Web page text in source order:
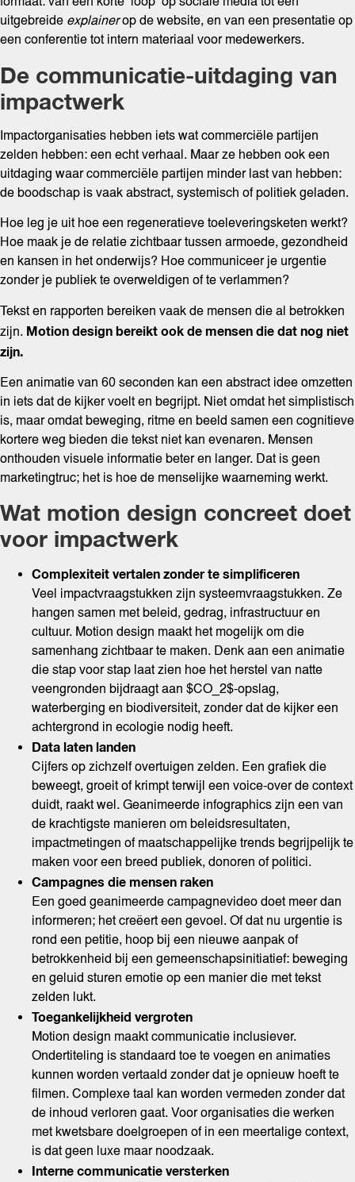
uitgebreide explainerop de website, en van een presentatie op
een conferentie tot intern materiaal voor medewerkers.
De communicatie-uitdaging van
impactwerk
Impactorganisaties hebben iets wat commerciële partijen
zelden hebben: een echt verhaal. Maar ze hebben ook een
uitdaging waar commerciële partijen minder last van hebben:
de boodschap is vaak abstract, systemisch of politiek geladen.
Hoe leg je uit hoe een regeneratieve toeleveringsketen werkt?
Hoe maak je de relatie zichtbaar tussen armoede, gezondheid
en kansen in het onderwijs? Hoe communiceer je urgentie
zonder je publiek te overweldigen of te verlammen?
Tekst en rapporten bereiken vaak de mensen die al betrokken
zijn. Motion design bereikt ook de mensen die dat nog niet
zijn.
Een animatie van 60 seconden kan een abstract idee omzetten
in iets dat de kijker voelt en begrijpt. Niet omdat het simplistisch
is, maar omdat beweging, ritme en beeld samen een cognitieve
kortere weg bieden die tekst niet kan evenaren. Mensen
onthouden visuele informatie beter en langer. Dat is geen
marketingtruc; het is hoe de menselijke waarneming werkt.
Wat motion design concreet doet
voor impactwerk
Complexiteit vertalen zonder te simplificeren
Veel impactvraagstukken zijn systeemvraagstukken. Ze
hangen samen met beleid, gedrag, infrastructuur en
cultuur. Motion design maakt het mogelijk om die
samenhang zichtbaar te maken. Denk aan een animatie
die stap voor stap laat zien hoe het herstel van natte
veengronden bijdraagt aan $CO_2$-opslag,
waterberging en biodiversiteit, zonder dat de kijker een
achtergrond in ecologie nodig heeft.
Data laten landen
Cijfers op zichzelf overtuigen zelden. Een grafiek die
beweegt, groeit of krimpt terwijl een voice-over de context
duidt, raakt wel. Geanimeerde infographics zijn een van
de krachtigste manieren om beleidsresultaten,
impactmetingen of maatschappelijke trends begrijpelijk te
maken voor een breed publiek, donoren of politici.
Campagnes die mensen raken
Een goed geanimeerde campagnevideo doet meer dan
informeren; het creëert een gevoel. Of dat nu urgentie is
rond een petitie, hoop bij een nieuwe aanpak of
betrokkenheid bij een gemeenschapsinitiatief: beweging
en geluid sturen emotie op een manier die met tekst
zelden lukt.
Toegankelijkheid vergroten
Motion design maakt communicatie inclusiever.
Ondertiteling is standaard toe te voegen en animaties
kunnen worden vertaald zonder dat je opnieuw hoeft te
filmen. Complexe taal kan worden vermeden zonder dat
de inhoud verloren gaat. Voor organisaties die werken
met kwetsbare doelgroepen of in een meertalige context,
is dat geen luxe maar noodzaak.
Interne communicatie versterken